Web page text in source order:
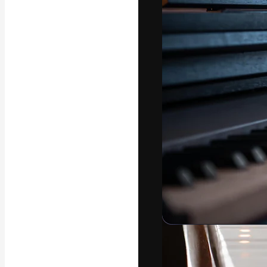
Platforma
najlepszych
Polski
Copyright © 2010-